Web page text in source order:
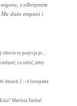
z olbrzymim
Ma dużo empatii i
ofercie to pozycja pt....
co robić, żeby
dniach 2 – 4 listopada
Mariusz Szuba!